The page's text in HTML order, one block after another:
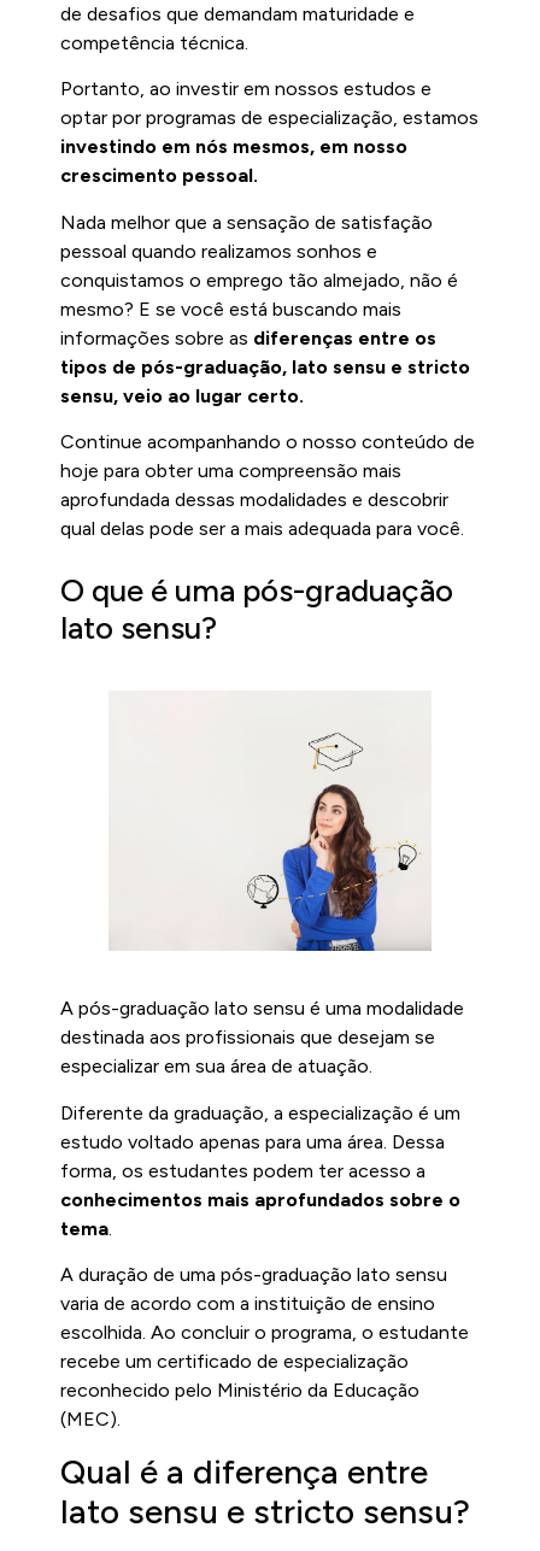
de desafios que demandam maturidade e
competência técnica.
Portanto, ao investir em nossos estudos e
optar por programas de especialização, estamos
investindo em nós mesmos, em nosso
crescimento pessoal.
Nada melhor que a sensação de satisfação
pessoal quando realizamos sonhos e
conquistamos o emprego tão almejado, não é
mesmo? E se você está buscando mais
informações sobre as diferenças entre os
tipos de pós-graduação, lato sensu e stricto
sensu, veio ao lugar certo.
Continue acompanhando o nosso conteúdo de
hoje para obter uma compreensão mais
aprofundada dessas modalidades e descobrir
qual delas pode ser a mais adequada para você.
O que é uma pós-graduação
lato sensu?
A pós-graduação lato sensu é uma modalidade
destinada aos profissionais que desejam se
especializar em sua área de atuação.
Diferente da graduação, a especialização é um
estudo voltado apenas para uma área. Dessa
forma, os estudantes podem ter acesso a
conhecimentos mais aprofundados sobre o
tema
A duração de uma pós-graduação lato sensu
varia de acordo com a instituição de ensino
escolhida. Ao concluir o programa, o estudante
recebe um certificado de especialização
reconhecido pelo Ministério da Educação
(MEC).
Qual é a diferença entre
lato sensu e stricto sensu?